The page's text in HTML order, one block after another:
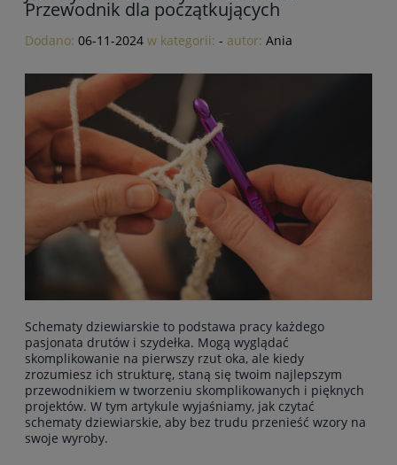
Przewodnik dla początkujących
Dodano: 06-11-2024 w kategorii: - autor: Ania
Schematy dziewiarskie to podstawa pracy każdego
pasjonata drutów i szydełka. Mogą wyglądać
skomplikowanie na pierwszy rzut oka, ale kiedy
zrozumiesz ich strukturę, staną się twoim najlepszym
przewodnikiem w tworzeniu skomplikowanych i pięknych
projektów. W tym artykule wyjaśniamy, jak czytać
schematy dziewiarskie, aby bez trudu przenieść wzory na
swoje wyroby.